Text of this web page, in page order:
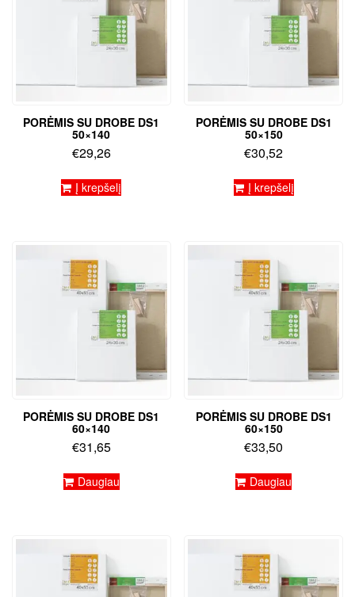
PORĖMIS SU DROBE DS1
50×140
€29,26
Į krepšelį
PORĖMIS SU DROBE DS1
50×150
€30,52
Į krepšelį
PORĖMIS SU DROBE DS1
60×140
€31,65
Daugiau
PORĖMIS SU DROBE DS1
60×150
€33,50
Daugiau